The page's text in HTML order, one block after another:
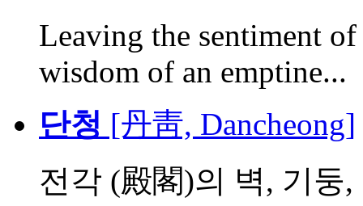
Leaving the sentiment
wisdom of an emptine...
단청 [丹靑, Dancheong]
전각 (殿閣)의 벽, 기둥